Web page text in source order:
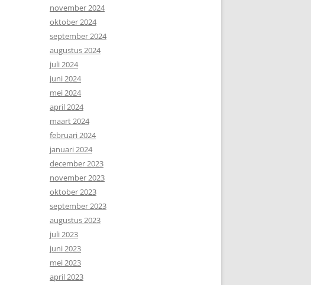
november 2024
oktober 2024
september 2024
augustus 2024
juli 2024
juni 2024
mei 2024
april 2024
maart 2024
februari 2024
januari 2024
december 2023
november 2023
oktober 2023
september 2023
augustus 2023
juli 2023
juni 2023
mei 2023
april 2023